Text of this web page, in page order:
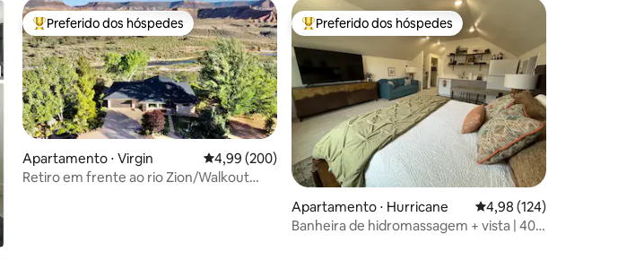
Entre os melhores preferidos dos hóspedes
Preferido dos hóspedes
Apartamento ⋅ Virgin 4,99 de uma avaliação média de 5, 200 avaliações
4,99 (200)
Retiro em frente ao rio Zion/Walkout
Entre os melhores preferidos dos hóspedes
Preferido dos hóspedes
Apartamento ⋅ Hurricane 4,98 de uma avaliação
4,98 (124)
Banheira de hidromassagem + vista | 40